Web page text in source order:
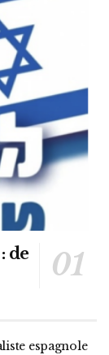
de
espagnole